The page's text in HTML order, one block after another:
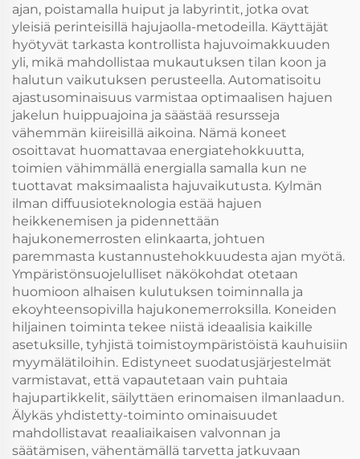
ajan, poistamalla huiput ja labyrintit, jotka ovat
yleisiä perinteisillä hajujaolla-metodeilla. Käyttäjät
hyötyvät tarkasta kontrollista hajuvoimakkuuden
yli, mikä mahdollistaa mukautuksen tilan koon ja
halutun vaikutuksen perusteella. Automatisoitu
ajastusominaisuus varmistaa optimaalisen hajuen
jakelun huippuajoina ja säästää resursseja
vähemmän kiireisillä aikoina. Nämä koneet
osoittavat huomattavaa energiatehokkuutta,
toimien vähimmällä energialla samalla kun ne
tuottavat maksimaalista hajuvaikutusta. Kylmän
ilman diffuusioteknologia estää hajuen
heikkenemisen ja pidennettään
hajukonemerrosten elinkaarta, johtuen
paremmasta kustannustehokkuudesta ajan myötä.
Ympäristönsuojelulliset näkökohdat otetaan
huomioon alhaisen kulutuksen toiminnalla ja
ekoyhteensopivilla hajukonemerroksilla. Koneiden
hiljainen toiminta tekee niistä ideaalisia kaikille
asetuksille, tyhjistä toimistoympäristöistä kauhuisiin
myymälätiloihin. Edistyneet suodatusjärjestelmät
varmistavat, että vapautetaan vain puhtaia
hajupartikkelit, säilyttäen erinomaisen ilmanlaadun.
Älykäs yhdistetty-toiminto ominaisuudet
mahdollistavat reaaliaikaisen valvonnan ja
säätämisen, vähentämällä tarvetta jatkuvaan